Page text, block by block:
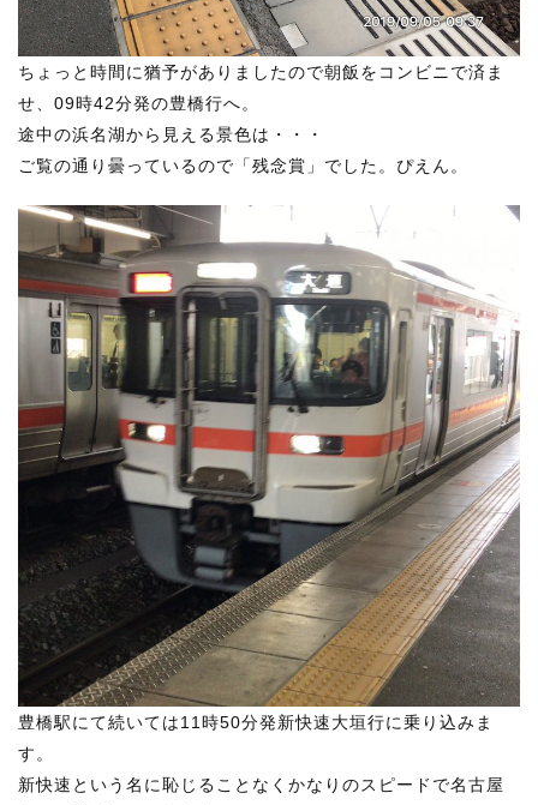
ちょっと時間に猶予がありましたので朝飯をコンビニで済ま
せ、09時42分発の豊橋行へ。
途中の浜名湖から見える景色は・・・
ご覧の通り曇っているので「残念賞」でした。ぴえん。
豊橋駅にて続いては11時50分発新快速大垣行に乗り込みま
す。
新快速という名に恥じることなくかなりのスピードで名古屋